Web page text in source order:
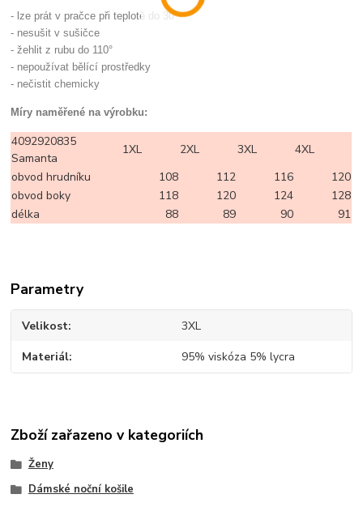
- lze prát v pračce při teplotě do 30°
- nesušit v sušičce
- žehlit z rubu do 110°
- nepoužívat bělící prostředky
- nečistit chemicky
Míry naměřené na výrobku:
4092920835
Samanta
1XL 2XL 3XL
4XL
obvod hrudníku
108 112 116
120
obvod boky
118 120 124
128
délka
88 89 90 91
Parametry
Velikost 3XL
Materiál 95% viskóza 5% lycra
Zboží zařazeno v kategoriích
Ženy
Dámské noční košile